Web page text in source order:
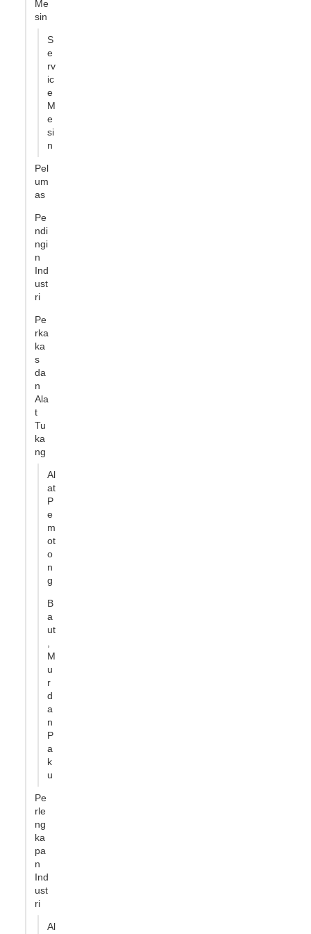
Me
sin
S
e
rv
ic
e
M
e
si
n
Pel
um
as
Pe
ndi
ngi
n
Ind
ust
ri
Pe
rka
ka
s
da
n
Ala
t
Tu
ka
ng
Al
at
P
e
m
ot
o
n
g
B
a
ut
M
u
r
d
a
n
P
a
k
u
Pe
rle
ng
ka
pa
n
Ind
ust
ri
Al